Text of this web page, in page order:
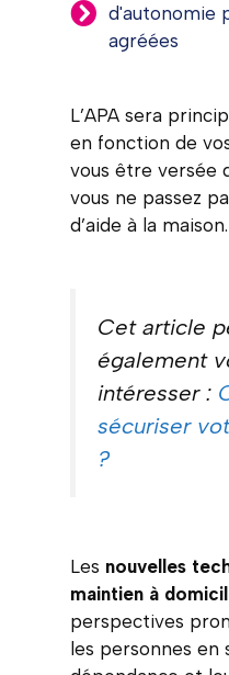
d'autonomie
agréées
L’APA sera
en fonction de
vous être versée
vous ne passez
d’aide à la maison.
Cet article
également
intéresser :
sécuriser
?
Les nouvelles
maintien à
perspectives
les personnes en